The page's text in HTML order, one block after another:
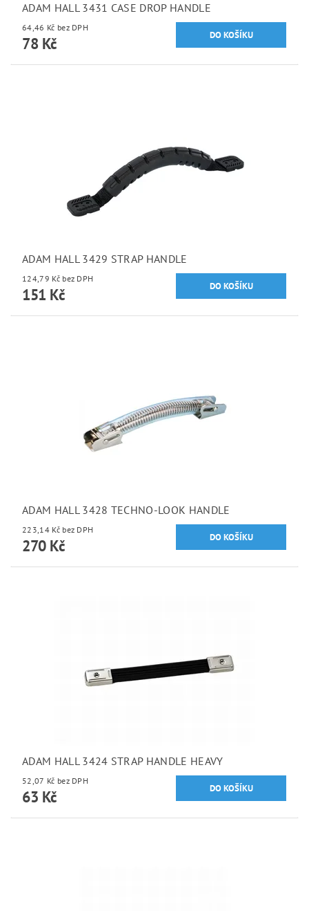
ADAM HALL 3431 CASE DROP HANDLE
64,46 Kč bez DPH
78 Kč
ADAM HALL 3429 STRAP HANDLE
124,79 Kč bez DPH
151 Kč
ADAM HALL 3428 TECHNO-LOOK HANDLE
223,14 Kč bez DPH
270 Kč
ADAM HALL 3424 STRAP HANDLE HEAVY
52,07 Kč bez DPH
63 Kč